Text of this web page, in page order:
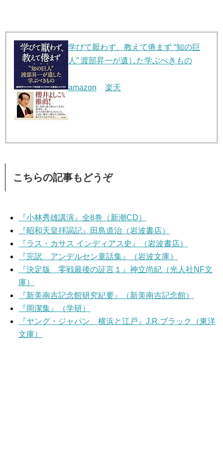
学びて厭わず、教えて倦まず “知の巨
人” 渡部昇一が遺した学ぶべきもの
amazon 楽天
こちらの記事もどうぞ
『小林秀雄講演』全8巻（新潮CD）
『昭和天皇拝謁記』田島道治（岩波書店）
『ラス・カサス インディアス史』（岩波書店）
『完訳 アンデルセン童話集』（岩波文庫）
『決定版 零戦最後の証言１』神立尚紀（光人社NF文
庫）
『新美南吉記念館研究紀要』（新美南吉記念館）
『岡潔集』（学研）
『ヤング・ジャパン 横浜と江戸』J.R.ブラック（東洋
文庫）